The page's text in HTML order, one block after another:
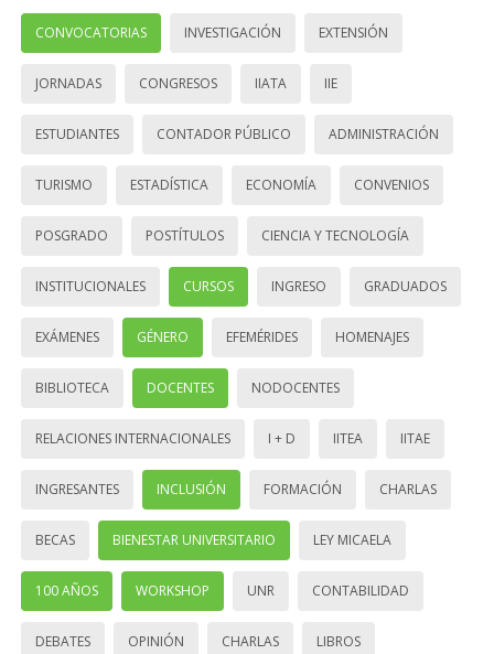
CONVOCATORIAS INVESTIGACIÓN EXTENSIÓN
JORNADAS CONGRESOS IIATA IIE
ESTUDIANTES CONTADOR PÚBLICO ADMINISTRACIÓN
TURISMO ESTADÍSTICA ECONOMÍA CONVENIOS
POSGRADO POSTÍTULOS CIENCIA Y TECNOLOGÍA
INSTITUCIONALES CURSOS INGRESO GRADUADOS
EXÁMENES GÉNERO EFEMÉRIDES HOMENAJES
BIBLIOTECA DOCENTES NODOCENTES
RELACIONES INTERNACIONALES I + D IITEA IITAE
INGRESANTES INCLUSIÓN FORMACIÓN CHARLAS
BECAS BIENESTAR UNIVERSITARIO LEY MICAELA
100 AÑOS WORKSHOP UNR CONTABILIDAD
DEBATES OPINIÓN CHARLAS LIBROS